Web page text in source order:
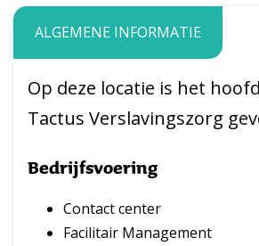
ALGEMENE INFORMATIE
Op deze locatie is het
Tactus Verslavingszorg
Bedrijfsvoering
Contact center
Facilitair Management